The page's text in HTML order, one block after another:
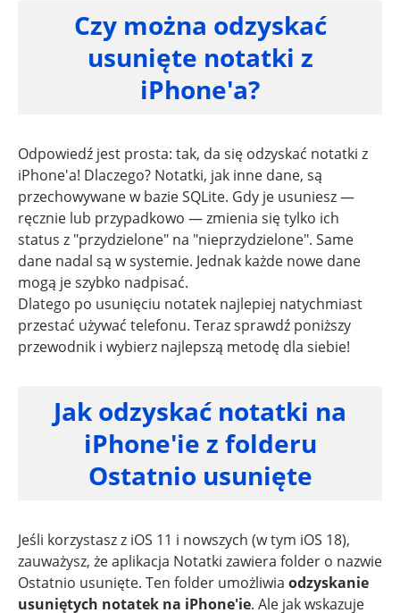
Czy można odzyskać
usunięte notatki z
iPhone'a?
Odpowiedź jest prosta: tak, da się odzyskać notatki z
iPhone'a! Dlaczego? Notatki, jak inne dane, są
przechowywane w bazie SQLite. Gdy je usuniesz —
ręcznie lub przypadkowo — zmienia się tylko ich
status z "przydzielone" na "nieprzydzielone". Same
dane nadal są w systemie. Jednak każde nowe dane
mogą je szybko nadpisać.
Dlatego po usunięciu notatek najlepiej natychmiast
przestać używać telefonu. Teraz sprawdź poniższy
przewodnik i wybierz najlepszą metodę dla siebie!
Jak odzyskać notatki na
iPhone'ie z folderu
Ostatnio usunięte
Jeśli korzystasz z iOS 11 i nowszych (w tym iOS 18),
zauważysz, że aplikacja Notatki zawiera folder o nazwie
Ostatnio usunięte. Ten folder umożliwia odzyskanie
usuniętych notatek na iPhone'ie. Ale jak wskazuje